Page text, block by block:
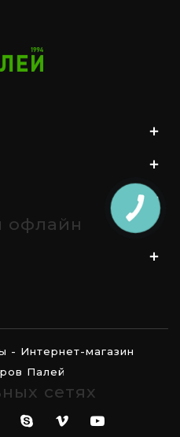
офлайн
- Интернет-магазин
Палей
сетях